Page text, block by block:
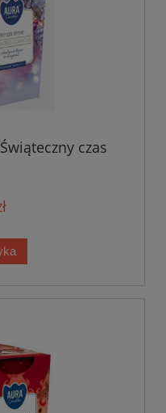
czas